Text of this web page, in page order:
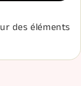
des éléments